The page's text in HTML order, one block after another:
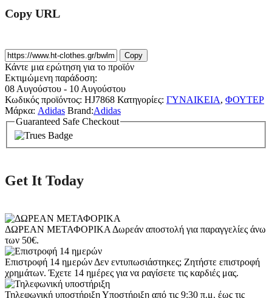
Copy URL
Copy
Κάντε μια ερώτηση για το προϊόν
Εκτιμώμενη παράδοση:
08 Αυγούστου - 10 Αυγούστου
Κωδικός προϊόντος: HJ7868 Κατηγορίες: ΓΥΝΑΙΚΕΙΑ, ΦΟΥΤΕΡ
Μάρκα: Adidas Brand:Adidas
Guaranteed Safe Checkout
Get It Today
ΔΩΡΕΑΝ ΜΕΤΑΦΟΡΙΚΑ Δωρεάν αποστολή για παραγγελίες άνω
των 50€.
Επιστροφή 14 ημερών Δεν εντυπωσιάστηκες; Ζητήστε επιστροφή
χρημάτων. Έχετε 14 ημέρες για να ραγίσετε τις καρδιές μας.
Τηλεφωνική υποστήριξηΥποστήριξη από τις 9:30 π.μ. έως τις